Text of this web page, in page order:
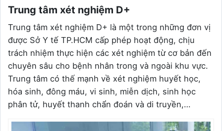
Trung tâm xét nghiệm D+
Trung tâm xét nghiệm D+ là một trong những đơn vị
được Sở Y tế TP.HCM cấp phép hoạt động, chịu
trách nhiệm thực hiện các xét nghiệm từ cơ bản đến
chuyên sâu cho bệnh nhân trong và ngoài khu vực.
Trung tâm có thế mạnh về xét nghiệm huyết học,
hóa sinh, đông máu, vi sinh, miễn dịch, sinh học
phân tử, huyết thanh chẩn đoán và di truyền,…